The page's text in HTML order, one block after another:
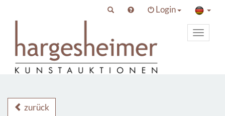
Login
Toggle
zurück